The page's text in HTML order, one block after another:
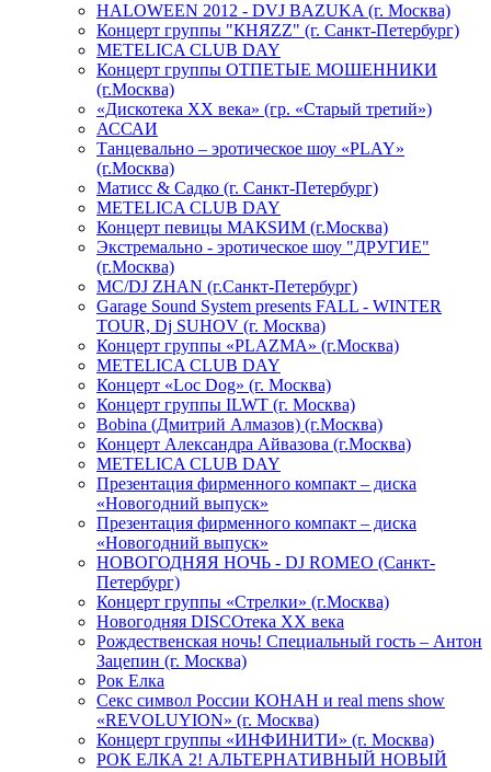
HALOWEEN 2012 - DVJ BAZUKA (г. Москва)
Концерт группы "КНЯZZ" (г. Санкт-Петербург)
METELICA CLUB DAY
Концерт группы ОТПЕТЫЕ МОШЕННИКИ
(г.Москва)
«Дискотека ХХ века» (гр. «Старый третий»)
АССАИ
Танцевально – эротическое шоу «PLAY»
(г.Москва)
Матисс & Садко (г. Санкт-Петербург)
METELICA CLUB DAY
Концерт певицы МАКSИМ (г.Москва)
Экстремально - эротическое шоу "ДРУГИЕ"
(г.Москва)
МС/DJ ZHAN (г.Санкт-Петербург)
Garage Sound System presents FALL - WINTER
TOUR, Dj SUHOV (г. Москва)
Концерт группы «PLAZMA» (г.Москва)
METELICA CLUB DAY
Концерт «Loc Dog» (г. Москва)
Концерт группы ILWT (г. Москва)
Bobina (Дмитрий Алмазов) (г.Москва)
Концерт Александра Айвазова (г.Москва)
METELICA CLUB DAY
Презентация фирменного компакт – диска
«Новогодний выпуск»
Презентация фирменного компакт – диска
«Новогодний выпуск»
НОВОГОДНЯЯ НОЧЬ - DJ ROMEO (Санкт-
Петербург)
Концерт группы «Стрелки» (г.Москва)
Новогодняя DISCOтека ХХ века
Рождественская ночь! Специальный гость – Антон
Зацепин (г. Москва)
Рок Елка
Секс символ России КОНАН и real mens show
«REVOLUYION» (г. Москва)
Концерт группы «ИНФИНИТИ» (г. Москва)
РОК ЕЛКА 2! АЛЬТЕРНАТИВНЫЙ НОВЫЙ